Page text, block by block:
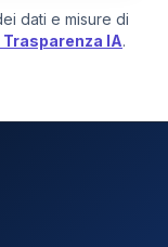
dati e misure di
Trasparenza IA.